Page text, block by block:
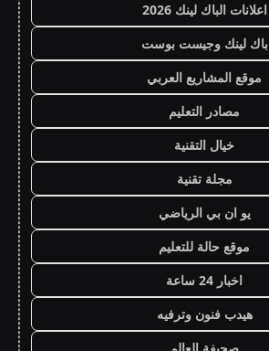
اعلانات الباك لينك 2026
باك لينك وجيست بوست
موقع المشاريع العربي
مصادر التعليم
خيال التقنية
مجلة تقنية
يو ان بي الرياضي
موقع حالة للتعليم
اخبار 24 ساعة
هيدب فنون وترفيه